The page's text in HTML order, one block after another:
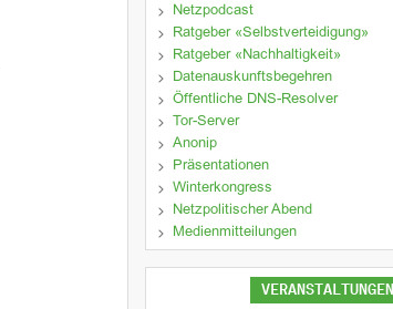
Netzpodcast
Ratgeber «Selbstverteidigung»
Ratgeber «Nachhaltigkeit»
Datenauskunftsbegehren
Öffentliche DNS-Resolver
Tor-Server
Anonip
Präsentationen
Winterkongress
Netzpolitischer Abend
Medienmitteilungen
VERANSTALTUNGEN